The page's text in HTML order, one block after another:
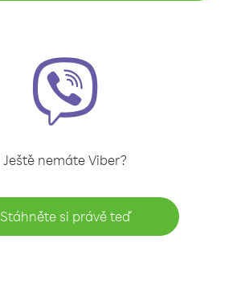
Ještě nemáte Viber?
Stáhněte si právě teď